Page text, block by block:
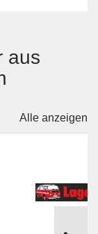
aus
Alle anzeigen